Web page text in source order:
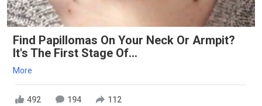
Find Papillomas On Your Neck Or Armpit?
It's The First Stage Of...
More
492 194 112